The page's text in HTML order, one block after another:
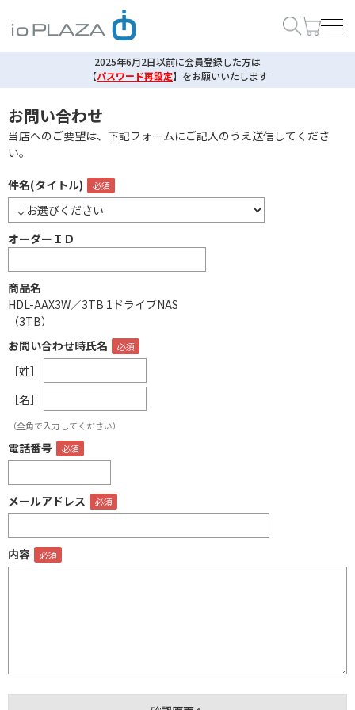
2025年6月2日以前に会員登録した方は
【パスワード再設定】 をお願いいたします
お問い合わせ
当店へのご要望は、下記フォームにご記入のうえ送信してくださ
い。
件名(タイトル)
オーダーＩＤ
商品名
HDL-AAX3W／3TB 1ドライブNAS
（3TB）
お問い合わせ時氏名
［姓］
［名］
（全角で入力してください）
電話番号
メールアドレス
内容